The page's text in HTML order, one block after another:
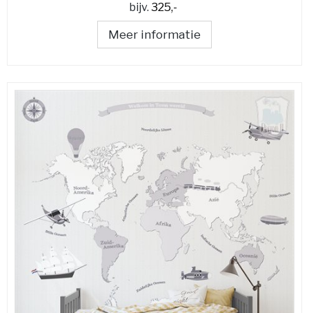
bijv. 325,-
Meer informatie